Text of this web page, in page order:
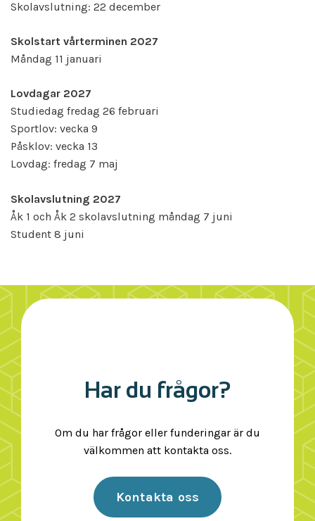
Skolavslutning: 22 december
Skolstart vårterminen 2027
Måndag 11 januari
Lovdagar 2027
Studiedag fredag 26 februari
Sportlov: vecka 9
Påsklov: vecka 13
Lovdag: fredag 7 maj
Skolavslutning 2027
Åk 1 och Åk 2 skolavslutning måndag 7 juni
Student 8 juni
Har du frågor?
Om du har frågor eller funderingar är du
välkommen att kontakta oss.
Kontakta oss